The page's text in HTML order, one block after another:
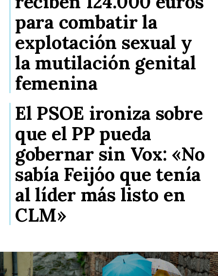
para combatir la
explotación sexual y
la mutilación genital
femenina
El PSOE ironiza sobre
que el PP pueda
gobernar sin Vox: «No
sabía Feijóo que tenía
al líder más listo en
CLM»